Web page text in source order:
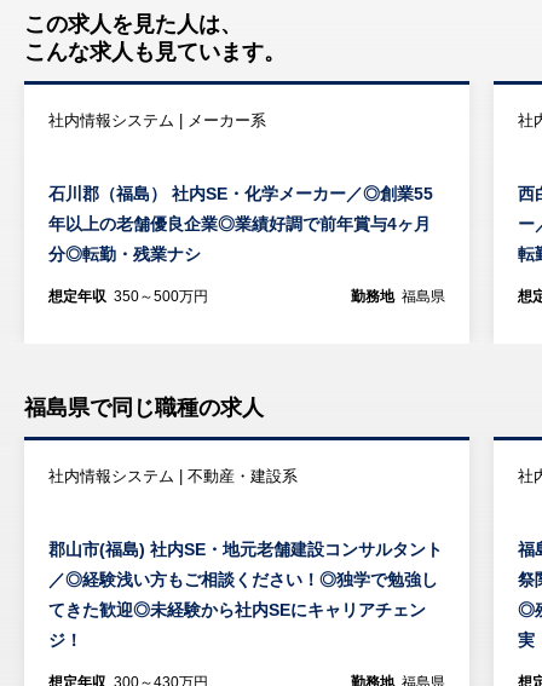
この求人を見た人は、
こんな求人も見ています。
社内情報システム | メーカー系
石川郡（福島） 社内SE・化学メーカー／◎創業55
年以上の老舗優良企業◎業績好調で前年賞与4ヶ月
分◎転勤・残業ナシ
想定年収 350～500万円 勤務地 福島県
社
西
ー
転
想
福島県で同じ職種の求人
社内情報システム | 不動産・建設系
郡山市(福島) 社内SE・地元老舗建設コンサルタント
／◎経験浅い方もご相談ください！◎独学で勉強し
てきた歓迎◎未経験から社内SEにキャリアチェン
ジ！
想定年収 300～430万円 勤務地 福島県
社
福
祭
◎
実
想